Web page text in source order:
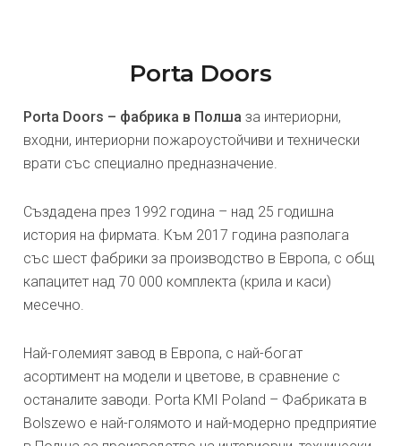
Porta Doors
Porta Doors – фабрика в Полша за интериорни,
входни, интериорни пожароустойчиви и технически
врати със специално предназначение.
Създадена през 1992 година – над 25 годишна
история на фирмата. Към 2017 година разполага
със шест фабрики за производство в Европа, с общ
капацитет над 70 000 комплекта (крила и каси)
месечно.
Най-големият завод в Европа, с най-богат
асортимент на модели и цветове, в сравнение с
останалите заводи. Porta KMI Poland – Фабриката в
Bolszewo е най-голямото и най-модерно предприятие